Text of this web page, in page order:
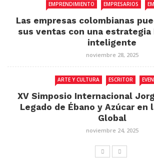
EMPRENDIMIENTO EMPRESARIOS
Las empresas colombianas
sus ventas con una estrategia
inteligente
noviembre 28, 2025
ARTE Y CULTURA ESCRITOR
XV Simposio Internacional
Legado de Ébano y Azúcar en
Global
noviembre 24, 2025